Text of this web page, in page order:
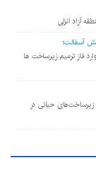
آزاد انزلی
آسفالت؛
فاز ترمیم زیرساخت ها
حیاتی در